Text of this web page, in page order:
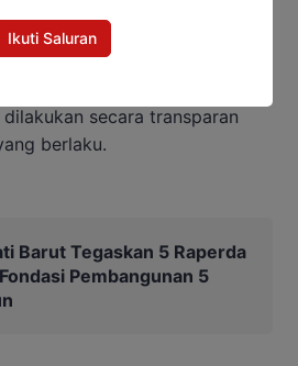
bahwa langkah strategis
secara transparan
berlaku.
Barut Tegaskan 5 Raperda
Pembangunan 5
Ikuti Saluran